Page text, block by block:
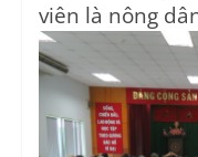
viên là nông